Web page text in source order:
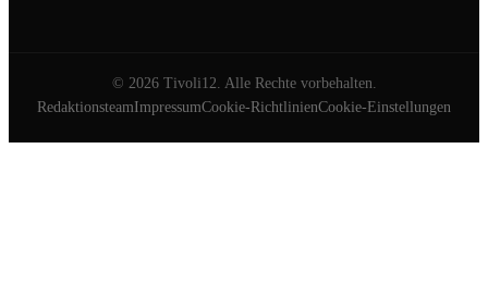
© 2026Tivoli12. Alle Rechte vorbehalten.
RedaktionsteamImpressumCookie-RichtlinienCookie-Einstellungen